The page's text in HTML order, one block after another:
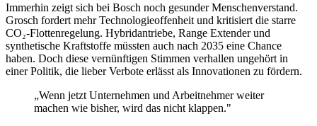
Immerhin zeigt sich bei Bosch noch gesunder Menschenverstand.
Grosch fordert mehr Technologieoffenheit und kritisiert die starre
CO₂-Flottenregelung. Hybridantriebe, Range Extender und
synthetische Kraftstoffe müssten auch nach 2035 eine Chance
haben. Doch diese vernünftigen Stimmen verhallen ungehört in
einer Politik, die lieber Verbote erlässt als Innovationen zu fördern.
„Wenn jetzt Unternehmen und Arbeitnehmer weiter
machen wie bisher, wird das nicht klappen."